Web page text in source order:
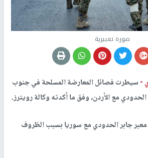
صورة تعبيرية
-سيطرت فصائل المعارضة المسلحة في جنوب
مع الأردن، وفق ما أكدته وكالة رويترز.
معبر جابر الحدودي مع سوريا بسبب الظروف